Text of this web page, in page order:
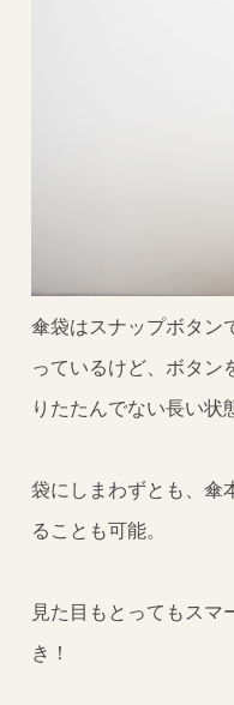
傘袋はスナップボタン
っているけど、ボタン
りたたんでない長い状
袋にしまわずとも、傘
ることも可能。
見た目もとってもスマ
き！